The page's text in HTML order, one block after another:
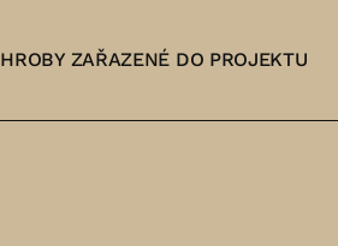
HROBY ZAŘAZENÉ DO PROJEKTU